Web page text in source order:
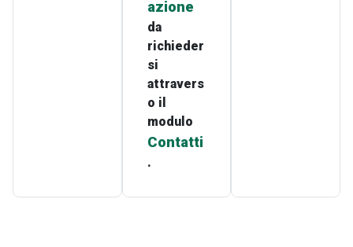
azione
da
richieder
si
attravers
o il
modulo
Contatti
.